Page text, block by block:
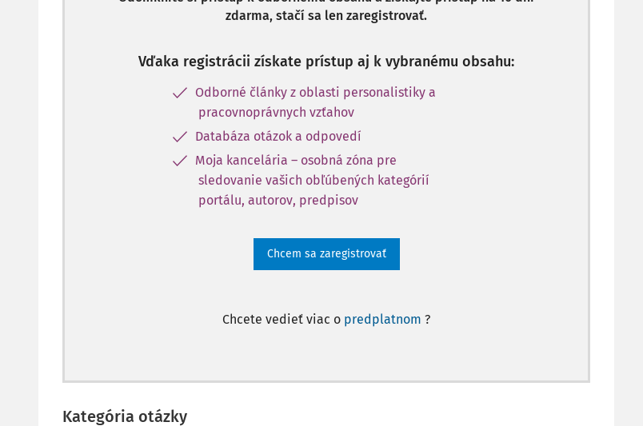
zdarma, stačí sa len zaregistrovať.
Vďaka registrácii získate prístup aj k vybranému obsahu:
Odborné články z oblasti personalistiky a
pracovnoprávnych vzťahov
Databáza otázok a odpovedí
Moja kancelária – osobná zóna pre
sledovanie vašich obľúbených kategórií
portálu, autorov, predpisov
Chcem sa zaregistrovať
Chcete vedieť viac o predplatnom ?
Kategória otázky